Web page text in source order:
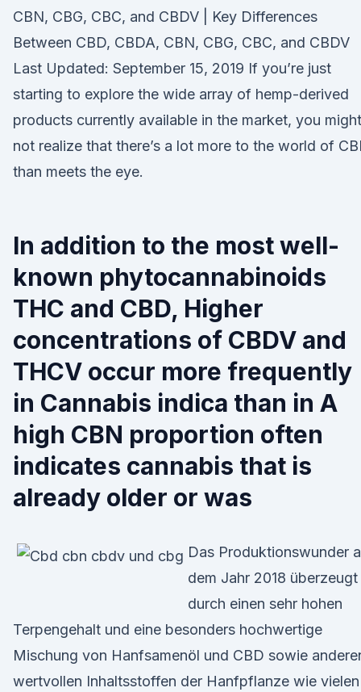
CBN, CBG, CBC, and CBDV | Key Differences
Between CBD, CBDA, CBN, CBG, CBC, and CBDV
Last Updated: September 15, 2019 If you’re just
starting to explore the wide array of hemp-derived
products currently available in the market, you might
not realize that there’s a lot more to the world of
than meets the eye.
In addition to the most well-
known phytocannabinoids
THC and CBD, Higher
concentrations of CBDV and
THCV occur more frequently
in Cannabis indica than in A
high CBN proportion often
indicates cannabis that is
already older or was
Das Produktionswunder
dem Jahr 2018 überzeugt
durch einen sehr hohen
Terpengehalt und eine besonders hochwertige
Mischung von Hanfsamenöl und CBD sowie
wertvollen Inhaltsstoffen der Hanfpflanze wie vielen